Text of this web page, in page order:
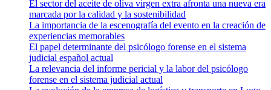
El sector del aceite de oliva virgen extra afronta una nueva era
marcada por la calidad y la sostenibilidad
La importancia de la escenografía del evento en la creación de
experiencias memorables
El papel determinante del psicólogo forense en el sistema
judicial español actual
La relevancia del informe pericial y la labor del psicólogo
forense en el sistema judicial actual